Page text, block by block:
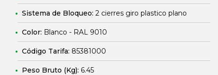
Sistema de Bloqueo: 2 cierres giro plastico plano
Color: Blanco - RAL 9010
Código Tarifa: 85381000
Peso Bruto (Kg): 6.45